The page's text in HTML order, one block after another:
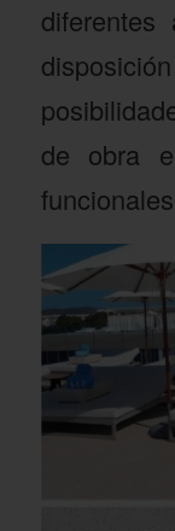
de obra